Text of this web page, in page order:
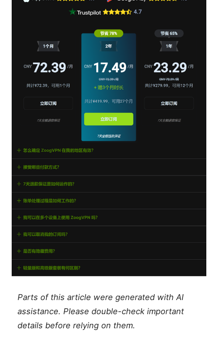
Parts of this article were generated with AI
assistance. Please double-check important
details before relying on them.